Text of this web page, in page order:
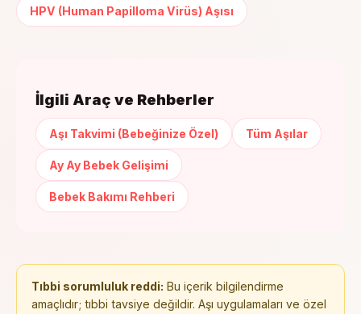
HPV (Human Papilloma Virüs) Aşısı
İlgili Araç ve Rehberler
Aşı Takvimi (Bebeğinize Özel) Tüm Aşılar
Ay Ay Bebek Gelişimi
Bebek Bakımı Rehberi
Tıbbi sorumluluk reddi: Bu içerik bilgilendirme
amaçlıdır; tıbbi tavsiye değildir. Aşı uygulamaları ve özel